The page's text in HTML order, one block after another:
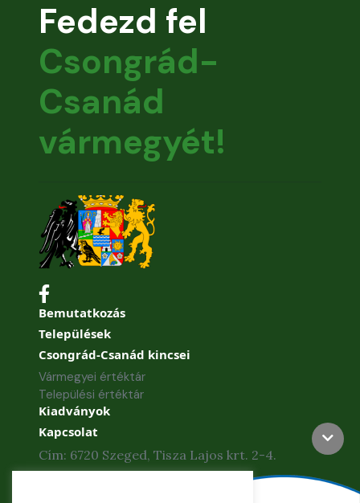
Fedezd fel
Csongrád-
Csanád
vármegyét!
Bemutatkozás
Települések
Csongrád-Csanád kincsei
Vármegyei értéktár
Települési értéktár
Kiadványok
Kapcsolat
Cím: 6720 Szeged, Tisza Lajos krt. 2-4.